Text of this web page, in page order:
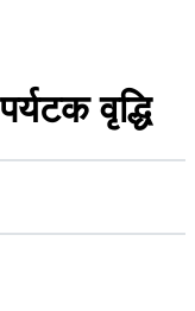
वृद्धि